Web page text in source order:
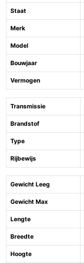
Staat
Merk
Model
Bouwjaar
Vermogen
Transmissie
Brandstof
Type
Rijbewijs
Gewicht Leeg
Gewicht Max
Lengte
Breedte
Hoogte